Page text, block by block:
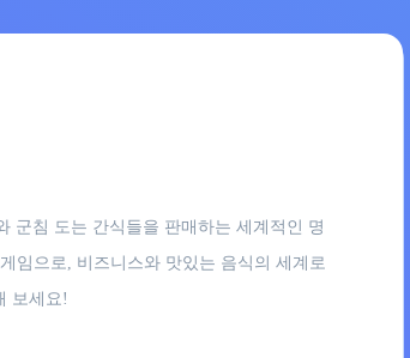
군침 도는 간식들을 판매하는 세계적인 명
임으로, 비즈니스와 맛있는 음식의 세계로
보세요!